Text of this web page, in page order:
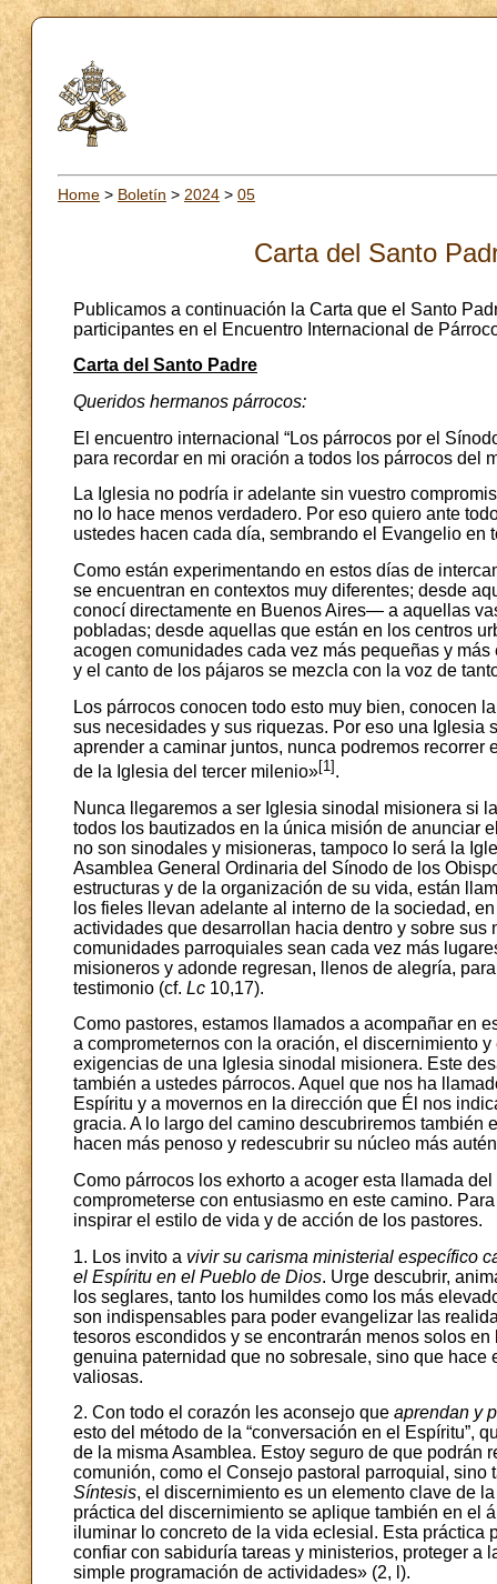
Home > Boletín > 2024 > 05
Carta del Santo
Publicamos a continuación la Carta que el Santo
participantes en el Encuentro Internacional de
Carta del Santo Padre
Queridos hermanos párrocos:
El encuentro internacional “Los párrocos por el
para recordar en mi oración a todos los párrocos del
La Iglesia no podría ir adelante sin vuestro
no lo hace menos verdadero. Por eso quiero ante
ustedes hacen cada día, sembrando el Evangelio en
Como están experimentando en estos días de
se encuentran en contextos muy diferentes; desde
conocí directamente en Buenos Aires— a aquellas
pobladas; desde aquellas que están en los centros
acogen comunidades cada vez más pequeñas y
y el canto de los pájaros se mezcla con la voz de
Los párrocos conocen todo esto muy bien, conocen
sus necesidades y sus riquezas. Por eso una
aprender a caminar juntos, nunca podremos
de la Iglesia del tercer milenio»[1].
Nunca llegaremos a ser Iglesia sinodal misionera si
todos los bautizados en la única misión de anunciar
no son sinodales y misioneras, tampoco lo será la
Asamblea General Ordinaria del Sínodo de los
estructuras y de la organización de su vida, están
los fieles llevan adelante al interno de la sociedad,
actividades que desarrollan hacia dentro y sobre
comunidades parroquiales sean cada vez más
misioneros y adonde regresan, llenos de alegría,
testimonio (cf. Lc 10,17).
Como pastores, estamos llamados a acompañar en
a comprometernos con la oración, el discernimiento
exigencias de una Iglesia sinodal misionera. Este
también a ustedes párrocos. Aquel que nos ha
Espíritu y a movernos en la dirección que Él nos
gracia. A lo largo del camino descubriremos
hacen más penoso y redescubrir su núcleo más
Como párrocos los exhorto a acoger esta llamada
comprometerse con entusiasmo en este camino.
inspirar el estilo de vida y de acción de los pastores.
1. Los invito a vivir su carisma ministerial específico
el Espíritu en el Pueblo de Dios. Urge descubrir,
los seglares, tanto los humildes como los más
son indispensables para poder evangelizar las
tesoros escondidos y se encontrarán menos solos
genuina paternidad que no sobresale, sino que
valiosas.
2. Con todo el corazón les aconsejo que aprendan y
esto del método de la “conversación en el Espíritu”,
de la misma Asamblea. Estoy seguro de que podrán
comunión, como el Consejo pastoral parroquial,
Síntesis, el discernimiento es un elemento clave de
práctica del discernimiento se aplique también en el
iluminar lo concreto de la vida eclesial. Esta práctica
confiar con sabiduría tareas y ministerios, proteger a
simple programación de actividades» (2, l).